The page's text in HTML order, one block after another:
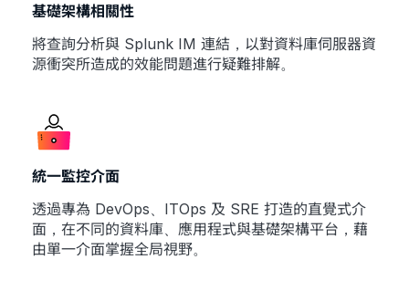
基礎架構相關性
將查詢分析與 Splunk IM 連結，以對資料庫伺服器資
源衝突所造成的效能問題進行疑難排解。
統一監控介面
透過專為 DevOps、ITOps 及 SRE 打造的直覺式介
面，在不同的資料庫、應用程式與基礎架構平台，藉
由單一介面掌握全局視野。